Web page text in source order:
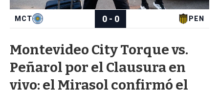
a
Montevideo City Torque vs.
Peñarol por el Clausura en
vivo: el Mirasol confirmó el